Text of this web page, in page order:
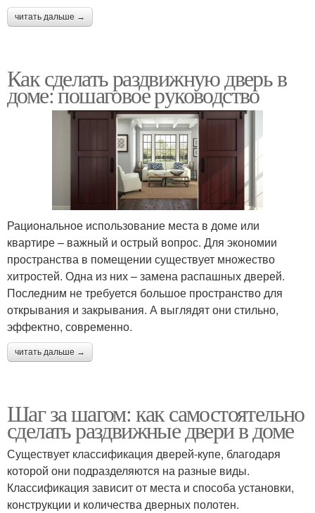
читать дальше →
Как сделать раздвижную дверь в
доме: пошаговое руководство
Рациональное использование места в доме или
квартире – важный и острый вопрос. Для экономии
пространства в помещении существует множество
хитростей. Одна из них – замена распашных дверей.
Последним не требуется большое пространство для
открывания и закрывания. А выглядят они стильно,
эффектно, современно.
читать дальше →
Шаг за шагом: как самостоятельно
сделать раздвижные двери в доме
Существует классификация дверей-купе, благодаря
которой они подразделяются на разные виды.
Классификация зависит от места и способа установки,
конструкции и количества дверных полотен.